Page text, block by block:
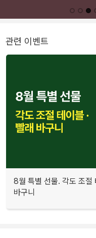
관련 이벤트
8월 특별 선물. 각도 조절
바구니